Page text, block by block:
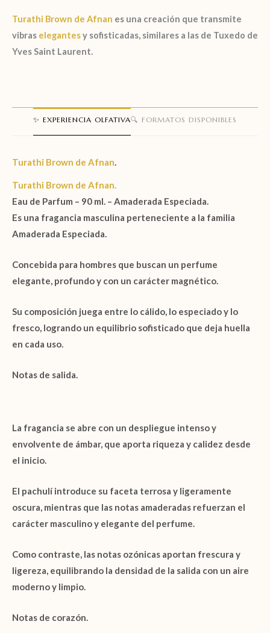
Turathi Brown de Afnan es una creación que transmite
vibras elegantesy sofisticadas, similares a las de Tuxedo de
Yves Saint Laurent.
✨ EXPERIENCIA OLFATIVA🔍 FORMATOS DISPONIBLES
Turathi Brown de Afnan.
Turathi Brown de Afnan.
Eau de Parfum – 90 ml. – Amaderada Especiada.
Es una fragancia masculina perteneciente a la familia
Amaderada Especiada.
Concebida para hombres que buscan un perfume
elegante, profundo y con un carácter magnético.
Su composición juega entre lo cálido, lo especiado y lo
fresco, logrando un equilibrio sofisticado que deja huella
en cada uso.
Notas de salida.
La fragancia se abre con un despliegue intenso y
envolvente de ámbar, que aporta riqueza y calidez desde
el inicio.
El pachulíintroduce su faceta terrosa y ligeramente
oscura, mientras que las notas amaderadas refuerzan el
carácter masculino y elegante del perfume.
Como contraste, las notas ozónicas aportan frescura y
ligereza, equilibrando la densidad de la salida con un aire
moderno y limpio.
Notas de corazón.